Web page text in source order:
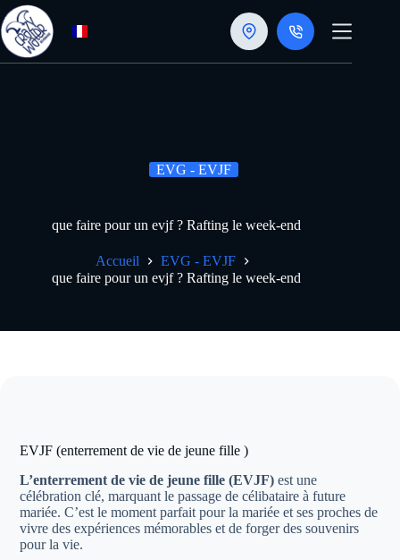
Passer
au
contenu
EVG - EVJF
que faire pour un evjf ? Rafting le week-end
Accueil
EVG - EVJF
que faire pour un evjf ? Rafting le week-end
EVJF (enterrement de vie de jeune fille )
L’enterrement de vie de jeune fille (EVJF) est une
célébration clé, marquant le passage de célibataire à future
mariée. C’est le moment parfait pour la mariée et ses proches de
vivre des expériences mémorables et de forger des souvenirs
pour la vie.